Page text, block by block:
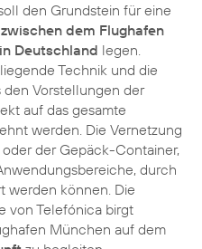
den Grundstein für eine
dem Flughafen
Deutschland legen.
Technik und die
Vorstellungen der
auf das gesamte
werden. Die Vernetzung
der Gepäck-Container,
durch
werden können. Die
von Telefónica birgt
München auf dem